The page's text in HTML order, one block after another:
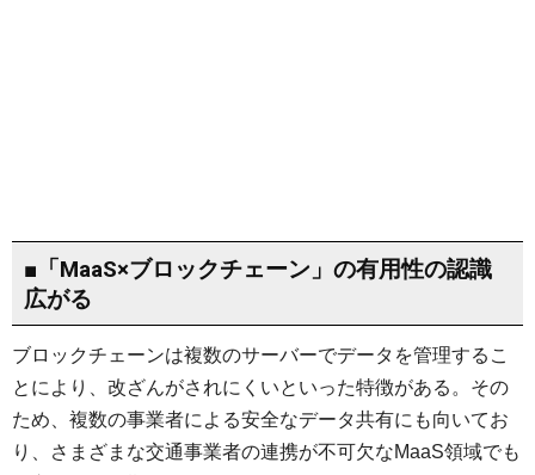
■「MaaS×ブロックチェーン」の有用性の認識
広がる
ブロックチェーンは複数のサーバーでデータを管理するこ
とにより、改ざんがされにくいといった特徴がある。その
ため、複数の事業者による安全なデータ共有にも向いてお
り、さまざまな交通事業者の連携が不可欠なMaaS領域でも